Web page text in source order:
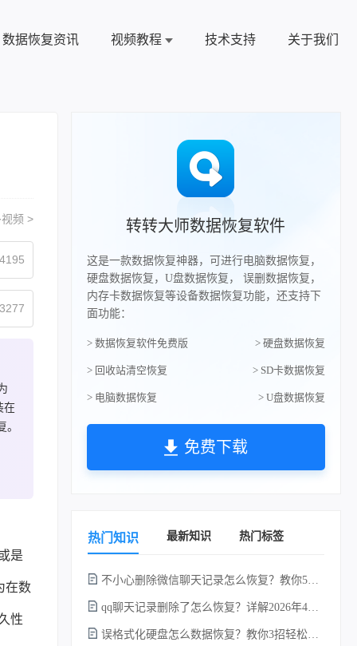
数据恢复资讯 视频教程 技术支持 关于我们
频 >
在
是
在数
性
转转大师数据恢复软件
这是一款数据恢复神器，可进行电脑数据恢复，
硬盘数据恢复，U盘数据恢复， 误删数据恢复，
内存卡数据恢复等设备数据恢复功能，还支持下
面功能：
> 数据恢复软件免费版 > 硬盘数据恢复
> 回收站清空恢复 > SD卡数据恢复
> 电脑数据恢复 > U盘数据恢复
免费下载
热门知识 最新知识 热门标签
不小心删除微信聊天记录怎么恢复？教你5种简单找回的方法！
qq聊天记录删除了怎么恢复？详解2026年4种常用有效的方法（支持.db数据库提取）
误格式化硬盘怎么数据恢复？教你3招轻松恢复！